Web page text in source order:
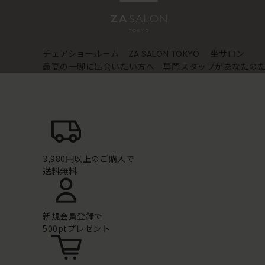
チェアショールーム ZA SALON TOKYO
坐サロン
最高の一脚に出会いたい方へ 専門スタッフがあなたの
3,980円以上のご購入で
送料無料
新規会員登録で
500ptプレゼント